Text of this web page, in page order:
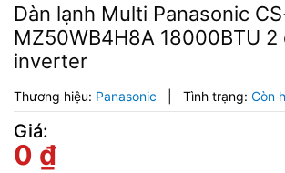
Dàn lạnh Multi Panasonic
MZ50WB4H8A 18000BTU 2
inverter
Thương hiệu: Panasonic Tình trạng: Còn
Giá:
0 ₫